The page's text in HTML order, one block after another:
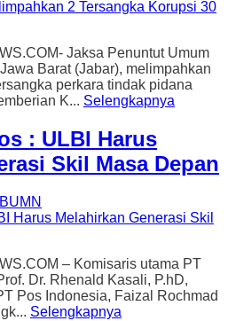
Jaksa Penuntut Umum
Barat (Jabar), melimpahkan
perkara tindak pidana
K... Selengkapnya
: ULBI Harus
Skil Masa Depan
BUMN
– Komisaris utama PT
Dr. Rhenald Kasali, P.hD,
Pos Indonesia, Faizal Rochmad
Selengkapnya